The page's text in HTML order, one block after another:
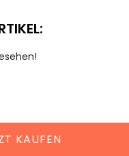
KAUFEN